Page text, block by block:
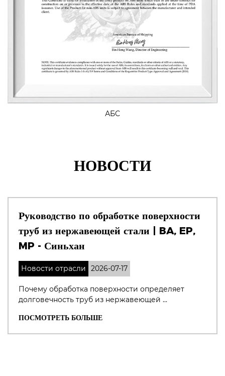
АБС
НОВОСТИ
Руководство по обработке поверхности
труб из нержавеющей стали | BA, EP,
MP - Синьхан
Новости отрасли 2026-07-17
Почему обработка поверхности определяет
долговечность труб из нержавеющей ...
ПОСМОТРЕТЬ БОЛЬШЕ